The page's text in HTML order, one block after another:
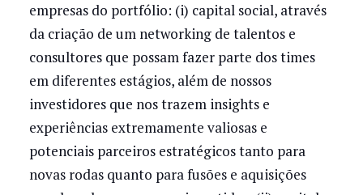
empresas do portfólio: (i) capital social, através
da criação de um networking de talentos e
consultores que possam fazer parte dos times
em diferentes estágios, além de nossos
investidores que nos trazem insights e
experiências extremamente valiosas e
potenciais parceiros estratégicos tanto para
novas rodas quanto para fusões e aquisições